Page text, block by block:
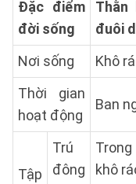
Đặc điểm
đời sống
Thằn
đuôi
Nơi sống Khô
Thời gian
hoạt động
Ban
Tập
Trú
đông
khô